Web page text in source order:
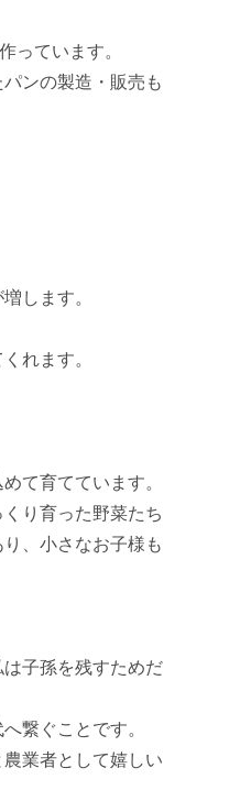
っています。
ンの製造・販売も
します。
れます。
て育てています。
り育った野菜たち
、小さなお子様も
は子孫を残すためだ
繋ぐことです。
業者として嬉しい